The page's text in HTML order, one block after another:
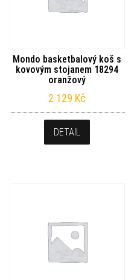
Mondo basketbalový koš s
kovovým stojanem 18294
oranžový
2 129 Kč
DETAIL